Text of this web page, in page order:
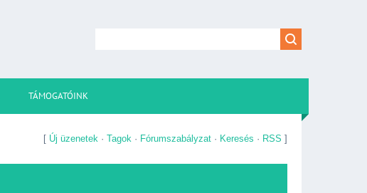
TÁMOGATÓINK
[ Új üzenetek · Tagok · Fórumszabályzat · Keresés · RSS ]